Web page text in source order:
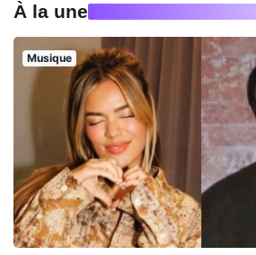
À la une
Musique